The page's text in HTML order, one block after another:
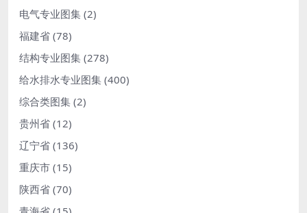
电气专业图集 (2)
福建省 (78)
结构专业图集 (278)
给水排水专业图集 (400)
综合类图集 (2)
贵州省 (12)
辽宁省 (136)
重庆市 (15)
陕西省 (70)